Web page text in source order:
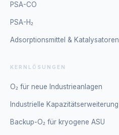
PSA-CO
PSA-H₂
Adsorptionsmittel & Katalysatoren
KERNLÖSUNGEN
O₂ für neue Industrieanlagen
Industrielle Kapazitätserweiterung
Backup-O₂ für kryogene ASU